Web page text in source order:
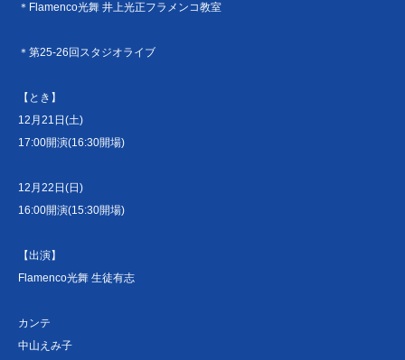
＊Flamenco光舞 井上光正フラメンコ教室
＊第25-26回スタジオライブ
【とき】
12月21日(土)
17:00開演(16:30開場)
12月22日(日)
16:00開演(15:30開場)
【出演】
Flamenco光舞 生徒有志
カンテ
中山えみ子